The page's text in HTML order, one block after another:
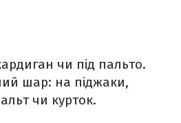
чи під пальто.
шар: на піджаки,
чи курток.